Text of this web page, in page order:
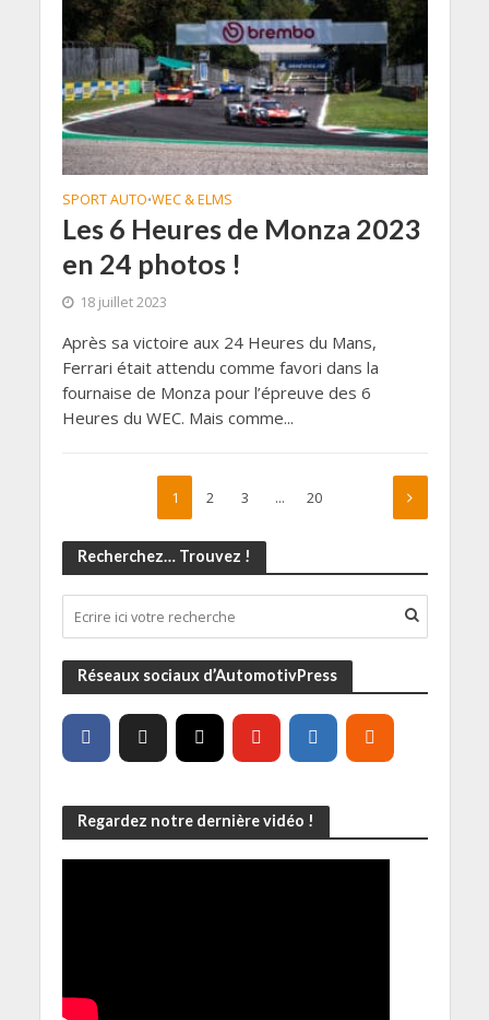
SPORT AUTO•WEC & ELMS
Les 6 Heures de Monza 2023
en 24 photos !
18 juillet 2023
Après sa victoire aux 24 Heures du Mans,
Ferrari était attendu comme favori dans la
fournaise de Monza pour l’épreuve des 6
Heures du WEC. Mais comme...
1 2 3 … 20
Recherchez… Trouvez !
Réseaux sociaux d’AutomotivPress
Regardez notre dernière vidéo !